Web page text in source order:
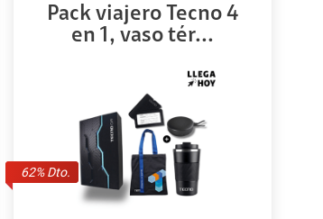
62% Dto.
Pack viajero Tecno 4
en 1, vaso tér...